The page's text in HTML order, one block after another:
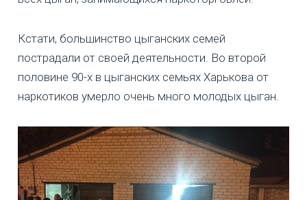
Кстати, большинство цыганских семей
пострадали от своей деятельности. Во второй
половине 90-х в цыганских семьях Харькова от
наркотиков умерло очень много молодых цыган.